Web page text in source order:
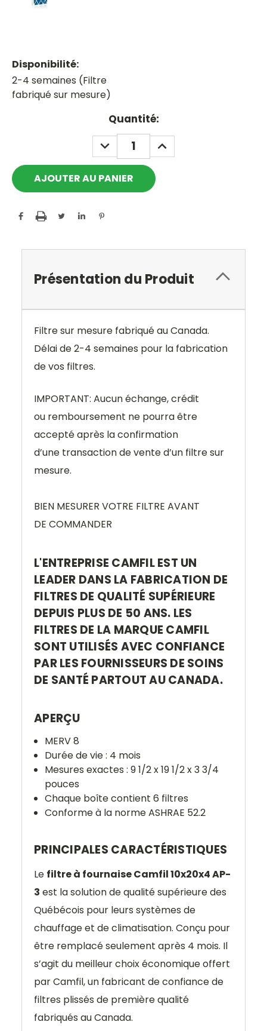
Disponibilité:
2-4 semaines (Filtre
fabriqué sur mesure)
Quantité:
DECREASE
QUANTITY:
INCREASE
QUANTITY:
Présentation du Produit
Filtre sur mesure fabriqué au Canada.
Délai de 2-4 semaines pour la fabrication
de vos filtres.
IMPORTANT: Aucun échange, crédit
ou remboursement ne pourra être
accepté après la confirmation
d’une transaction de vente d’un filtre sur
mesure.
BIEN MESURER VOTRE FILTRE AVANT
DE COMMANDER
L'ENTREPRISE CAMFIL EST UN
LEADER DANS LA FABRICATION DE
FILTRES DE QUALITÉ SUPÉRIEURE
DEPUIS PLUS DE 50 ANS. LES
FILTRES DE LA MARQUE CAMFIL
SONT UTILISÉS AVEC CONFIANCE
PAR LES FOURNISSEURS DE SOINS
DE SANTÉ PARTOUT AU CANADA.
APERÇU
MERV 8
Durée de vie : 4 mois
Mesures exactes : 9 1/2 x 19 1/2 x 3 3/4
pouces
Chaque boîte contient 6 filtres
Conforme à la norme ASHRAE 52.2
PRINCIPALES CARACTÉRISTIQUES
Le filtre à fournaise Camfil 10x20x4 AP-
3 est la solution de qualité supérieure des
Québécois pour leurs systèmes de
chauffage et de climatisation. Conçu pour
être remplacé seulement après 4 mois. Il
s’agit du meilleur choix économique offert
par Camfil, un fabricant de confiance de
filtres plissés de première qualité
fabriqués au Canada.